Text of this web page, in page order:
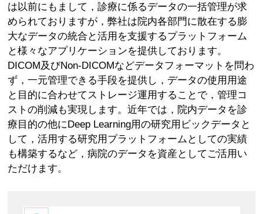
は以前にもまして，診療に係るデータの一括管理が求
められておりますが，弊社は院内各部門に散在する膨
大なデータの統合と活用を支援するプラットフォーム
と様々なアプリケーションを提供しております。
DICOM及びNon-DICOMなどデータフォーマットを問わ
ず，一元管理できる手段を提供し，データの使用用途
と目的に合わせてストレージ運用することで，管理コ
ストの削減も実現します。近年では，院内データを診
療目的の他にDeep Learning用の研究用ビックデータと
して，活用する研究用プラットフォームとしての実績
も構築するなど，病院のデータを資産としてご活用い
ただけます。